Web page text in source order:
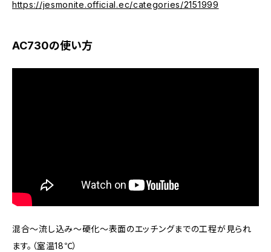
https://jesmonite.official.ec/categories/2151999
AC730の使い方
混合～流し込み～硬化～表面のエッチングまでの工程が見られ
ます。（室温18℃）